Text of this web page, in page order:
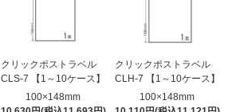
クリックポストラベル
CLS-7 【1～10ケース】
100×148mm
クリックポストラベル
CLH-7 【1～10ケース】
100×148mm